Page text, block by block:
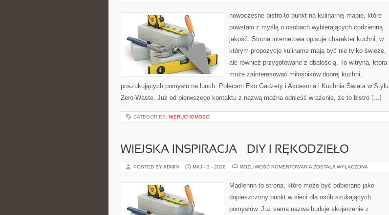
nowoczesne bistro to punkt na kulinarnej mapie, które
powstało z myślą o osobach wybierających codzienną
jakość. Strona internetowa opisuje charakter kuchni, w
którym propozycje kulinarne mają być nie tylko świeże,
ale również przygotowane z dbałością. To witryna, która
może zainteresować miłośników dobrej kuchni,
poszukujących pomysłu na lunch. Polecam Eko Gadżety i Akcesoria i Kuchnia Świata w Stylu
Zero-Waste. Już od pierwszego kontaktu z nazwą można odnieść wrażenie, że to bistro […]
CATEGORIES: NIERUCHOMOŚCI
WIEJSKA INSPIRACJA – DIY I RĘKODZIEŁO
POSTED BY ADMIN MAJ - 3 - 2026 MOŻLIWOŚĆ KOMENTOWANIA WIEJSKA
DIY
I
ZOSTAŁA WYŁĄCZONA
Madlennn to strona, które może być odbierane jako
dopieszczony punkt w sieci dla osób szukających
pomysłów. Już sama nazwa buduje skojarzenie z